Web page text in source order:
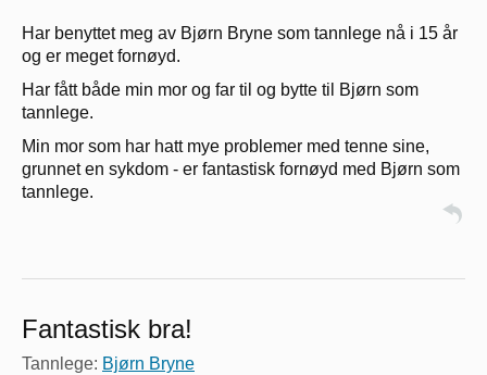
Har benyttet meg av Bjørn Bryne som tannlege nå i 15 år
og er meget fornøyd.
Har fått både min mor og far til og bytte til Bjørn som
tannlege.
Min mor som har hatt mye problemer med tenne sine,
grunnet en sykdom - er fantastisk fornøyd med Bjørn som
tannlege.
Fantastisk bra!
Tannlege: Bjørn Bryne